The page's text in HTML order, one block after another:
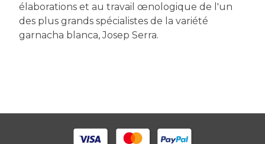
élaborations et au travail œnologique de l'un
des plus grands spécialistes de la variété
garnacha blanca, Josep Serra.